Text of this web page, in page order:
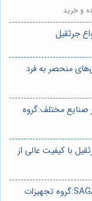
و خرید
جرثقیل
منحصر به فرد
صنایع مختلف:گروه
با کیفیت عالی از
ویژگی‌های ریموت کنترل جرثقیل برند SAGA:گروه تجهیزات